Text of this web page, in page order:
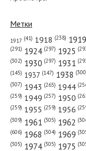
№ 196 от августа
№ 134 от июня 1965
Метки
1917 (41) 1918 (238) 1919
(291) 1924 (297) 1925
(302) 1930 (297) 1931
(145) 1937 (147) 1938
(307) 1943 (265) 1944
(259) 1949 (257) 1950
(259) 1955 (259) 1956
(309) 1961 (305) 1962
(606) 1968 (304) 1969
(305) 1974 (305) 1975